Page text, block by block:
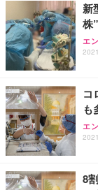
ワ
能
務
ワ
能
務
【
フ
【
ー
ort/
ネ
り
限
超
新
株
エ
コ
も
エ
8